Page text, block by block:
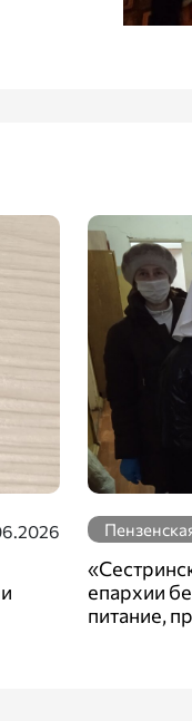
епархии
питание,